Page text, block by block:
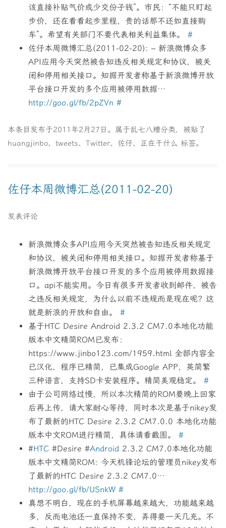
该直接补贴气价或少交份子钱”。市民：“不能只盯起
步价，还在看看起步里程，贵的话那不还如直接购
车”。希望有关部门不要代表相关利益集体。#
佐仔本周微博汇总(2011-02-20): – 新浪微博众多
API应用今天突然被告知违反相关规定和协议，被关
闭和停用相关接口。知据开发者称基于新浪微博开放
平台接口开发的多个应用被停用数据…
http://goo.gl/fb/2pZVn #
本条目发布于2011年2月27日 。属于乱七八糟分类，被贴了
huangjinbo、 tweets、 Twitter、 佐仔、 正在干什么 标签。
佐仔本周微博汇总(2011-02-20)
发表评论
新浪微博众多API应用今天突然被告知违反相关规定
和协议，被关闭和停用相关接口。知据开发者称基于
新浪微博开放平台接口开发的多个应用被停用数据接
口。api不能实用。今日有很多开发者收到邮件，被告
之违反相关规定，为什么以前不违规而是现在呢？这
就是新浪的开放和自由。#
基于HTC Desire Android 2.3.2 CM7.0本地化功能
版本中文精简ROM已发布：
https://www.jinbo123.com/1959.html 全部内容全
已汉化，程序已精简，已集成Google APP，英简繁
三种语言，支持SD卡安装程序。精简美观稳定。#
由于公司网络过慢，所以本次精简的ROM要晚上回家
后再上传，请大家耐心等待，同时本次是基于nikey发
布了最新的HTC Desire 2.3.2 CM7.0.0 本地化功能
版本中文ROM进行精简，具体请看截图。#
#HTC #Desire #Android 2.3.2 CM7.0本地化功能
版本中文精简ROM: 今天机锋论坛的管理员nikey发布
了最新的HTC Desire 2.3.2 CM7.0…
http://goo.gl/fb/USnkW #
真想不明白，现在的手机屏幕越来越大，功能越来越
多，反而电池还一直保持不变，弄得要一天几充。不